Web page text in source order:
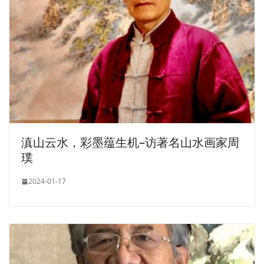
滇山云水，彩墨蕴生机–访著名山水画家周
璞
2024-01-17